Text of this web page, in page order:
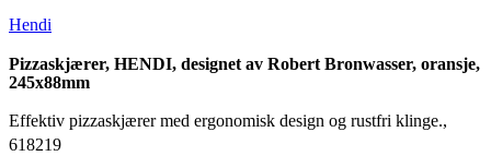
Hendi
Pizzaskjærer, HENDI, designet av Robert Bronwasser, oransje,
245x88mm
Effektiv pizzaskjærer med ergonomisk design og rustfri klinge.,
618219